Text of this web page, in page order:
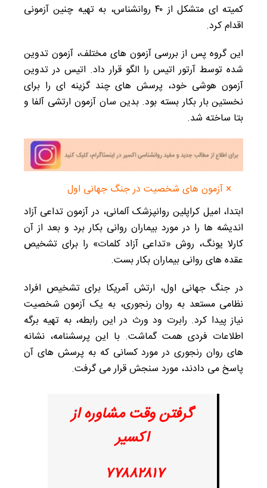
کمیته‌ ای متشکل از ۴۰ روانشناس، به تهیه چنین آزمونی
اقدام کرد.
این گروه پس از بررسی آزمون‌ های مختلف، آزمون تدوین
شده توسط آرتور اتیس را الگو قرار داد. اتیس در تدوین
آزمون هوشی خود، پرسش‌ های چند گزینه‌ ای را برای
نخستین بار بکار بسته بود. بدین سان آزمون ارتشی آلفا و
بتا ساخته شد.
× آزمون های شخصیت در جنگ جهانی اول
ابتدا، امیل کراپلین روانپزشک آلمانی، در آزمون تداعی آزاد
اندیشه‌ ها را در مورد بیماران روانی بکار برد و بعد از آن
کارلا یونگ، روش «تداعی آزاد کلمات» را برای تشخیص
عقده‌ های روانی بیماران بکار بست.
در جنگ جهانی اول، ارتش آمریکا برای تشخیص افراد
نظامی مستعد به روان رنجوری، به یک آزمون شخصیت
نیاز پیدا کرد. رابرت ود ورث در این رابطه، به تهیه برگه
اطلاعات فردی همت گماشت. با این پرسشنامه، نشانه‌
های روان رنجوری در مورد کسانی که به پرسش های آن
پاسخ می‌ دادند، مورد سنجش قرار می‌ گرفت.
گرفتن وقت مشاوره از
اکسیر
۷۷۸۸۲۸۱۷